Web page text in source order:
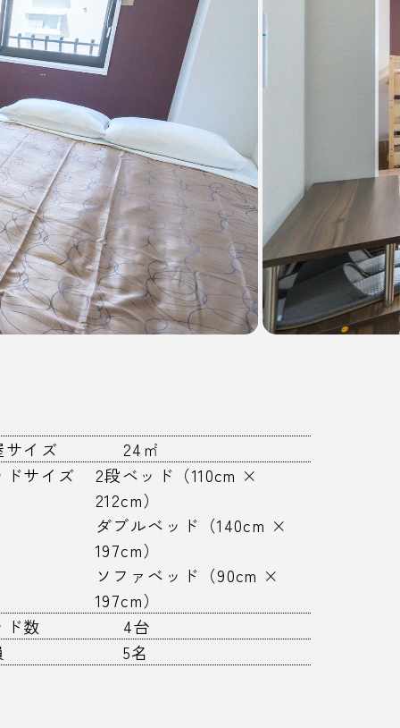
サイズ
24㎡
ドサイズ
2段ベッド（110cm ×
212cm）
ダブルベッド（140cm ×
197cm）
ソファベッド（90cm ×
197cm）
ド数
4台
5名